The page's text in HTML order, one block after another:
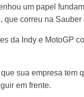
um papel
que correu na Sauber
da Indy e MotoGP
sua empresa tem
em frente.